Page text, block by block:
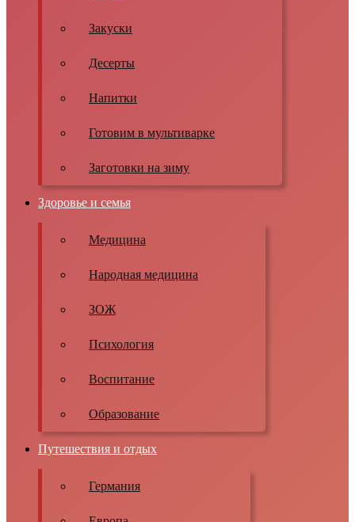
Закуски
Десерты
Напитки
Готовим в мультиварке
Заготовки на зиму
Здоровье и семья
Медицина
Народная медицина
ЗОЖ
Психология
Воспитание
Образование
Путешествия и отдых
Германия